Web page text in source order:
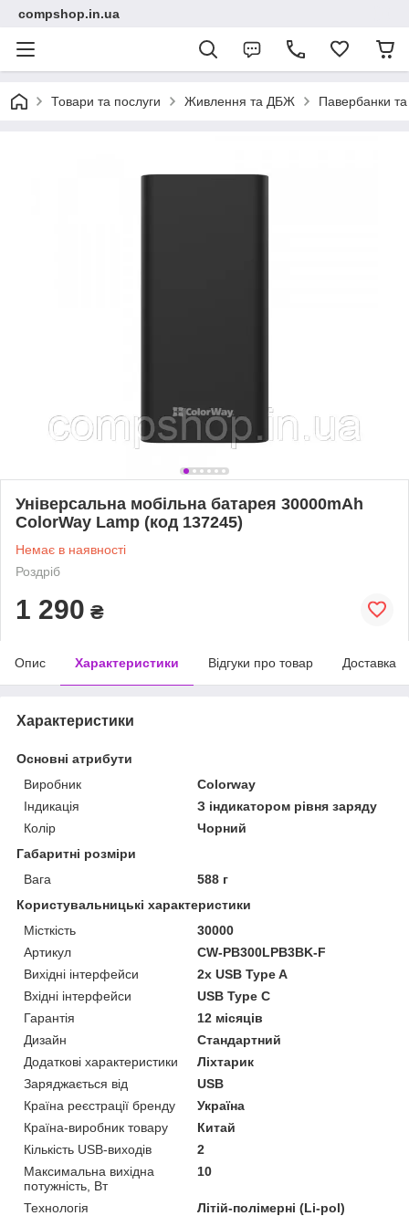
compshop.in.ua
Товари та послуги Живлення та ДБЖ Павербанки та
Універсальна мобільна батарея 30000mAh
ColorWay Lamp (код 137245)
Немає в наявності
Роздріб
1 290 ₴
Опис Характеристики Відгуки про товар Доставка
Характеристики
Основні атрибути
Виробник
Colorway
Індикація
З індикатором рівня заряду
Колір
Чорний
Габаритні розміри
Вага
588 г
Користувальницькі характеристики
Місткість
30000
Артикул
CW-PB300LPB3BK-F
Вихідні інтерфейси
2x USB Type A
Вхідні інтерфейси
USB Type C
Гарантія
12 місяців
Дизайн
Стандартний
Додаткові характеристики
Ліхтарик
Заряджається від
USB
Країна реєстрації бренду
Україна
Країна-виробник товару
Китай
Кількість USB-виходів
2
Максимальна вихідна
потужність, Вт
10
Технологія
Літій-полімерні (Li-pol)